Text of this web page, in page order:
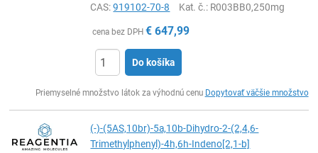
CAS:919102-70-8 Kat. č.: R003BB0,250mg
cena bez DPH € 647,99
Do košíka
Priemyselné množstvo látok za výhodnú cenu Dopytovať väčšie množstvo
(-)-(5AS,10br)-5a,10b-Dihydro-2-(2,4,6-
Trimethylphenyl)-4h,6h-Indeno[2,1-b]